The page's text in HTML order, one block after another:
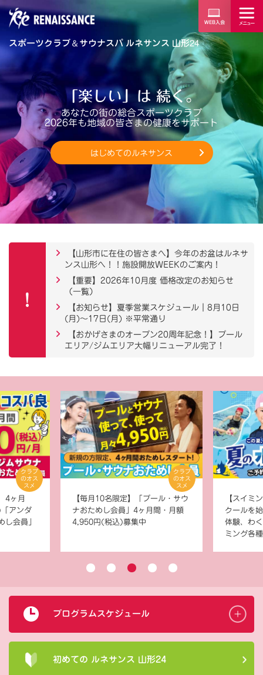
スポーツクラブ＆サウナスパ ルネサンス 山形24
「楽しい」は 続く。
あなたの街の総合スポーツクラブ
2026年も地域の皆さまの健康をサポート
はじめてのルネサンス
【山形市に在住の皆さまへ】今年のお盆はルネサ
ンス山形へ！！施設開放WEEKのご案内！
【重要】2026年10月度 価格改定のお知らせ
（一覧）
【お知らせ】夏季営業スケジュール｜8月10日
(月)～17日(月) ※平常通り
【おかげさまのオープン20周年記念！】プール
エリア/ジムエリア大幅リニューアル完了！
クラブ
のオス
スメ
4ヶ月
アンダ
し会員」
クラブ
のオス
スメ
【毎月10名限定】「プール・サウ
ナおためし会員」4ヶ月間・月額
4,950円(税込)募集中
【スイミ
クールを
体験、わ
ミング各
プログラムスケジュール
初めての ルネサンス 山形24